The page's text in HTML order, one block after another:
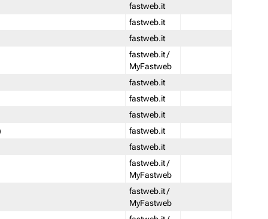
fastweb.it
fastweb.it
fastweb.it
fastweb.it /
MyFastweb
fastweb.it
fastweb.it
fastweb.it
fastweb.it
fastweb.it
fastweb.it /
MyFastweb
fastweb.it /
MyFastweb